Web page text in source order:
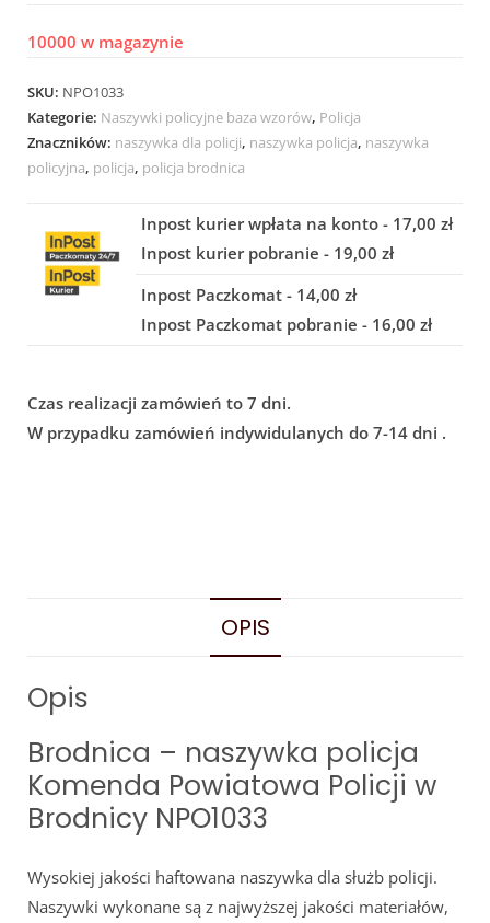
10000 w magazynie
SKU: NPO1033
Kategorie: Naszywki policyjne baza wzorów, Policja
Znaczników: naszywka dla policji, naszywka policja, naszywka
policyjna, policja, policja brodnica
Inpost kurier wpłata na konto - 17,00 zł
Inpost kurier pobranie - 19,00 zł
Inpost Paczkomat - 14,00 zł
Inpost Paczkomat pobranie - 16,00 zł
Czas realizacji zamówień to 7 dni.
W przypadku zamówień indywidulanych do 7-14 dni .
OPIS
Opis
Brodnica – naszywka policja
Komenda Powiatowa Policji w
Brodnicy NPO1033
Wysokiej jakości haftowana naszywka dla służb policji.
Naszywki wykonane są z najwyższej jakości materiałów,